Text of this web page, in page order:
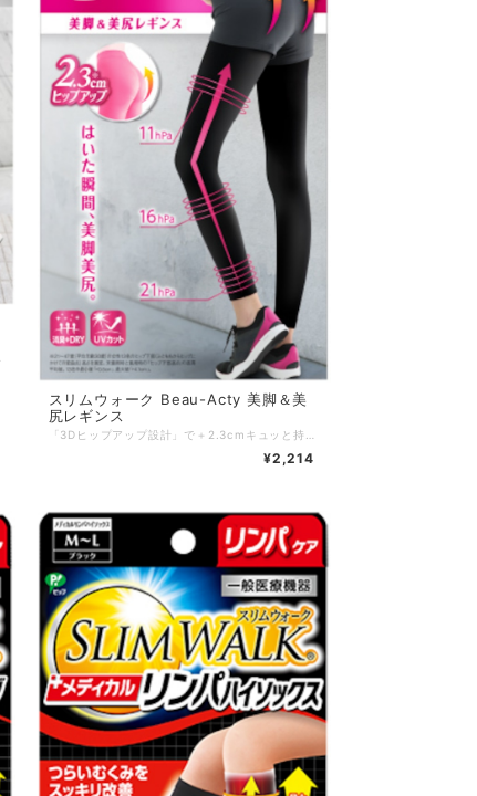
スリムウォーク Beau-Acty 美脚＆美
尻レギンス
¥2,214